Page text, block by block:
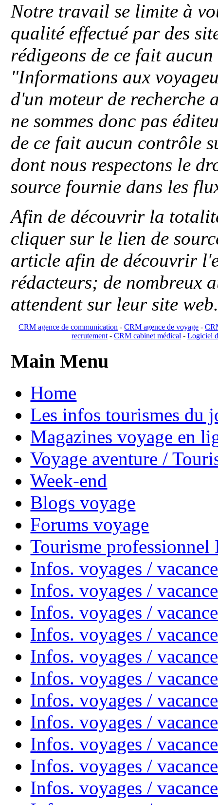
Notre travail se limite à
qualité effectué par des
rédigeons de ce fait
"Informations aux
d'un moteur de recherche
ne sommes donc pas
de ce fait aucun contrôle
dont nous respectons le
source fournie dans les
Afin de découvrir la
cliquer sur le lien de
article afin de découvrir
rédacteurs; de nombreux
attendent sur leur site
CRM agence de communication -CRM agence de voyage -
recrutement- CRM cabinet médical- Logiciel
Main Menu
Home
Les infos tourismes du
Magazines voyage en
Voyage aventure /
Week-end
Blogs voyage
Forums voyage
Tourisme
Infos. voyages /
Infos. voyages /
Infos. voyages /
Infos. voyages /
Infos. voyages /
Infos. voyages /
Infos. voyages /
Infos. voyages /
Infos. voyages /
Infos. voyages /
Infos. voyages /